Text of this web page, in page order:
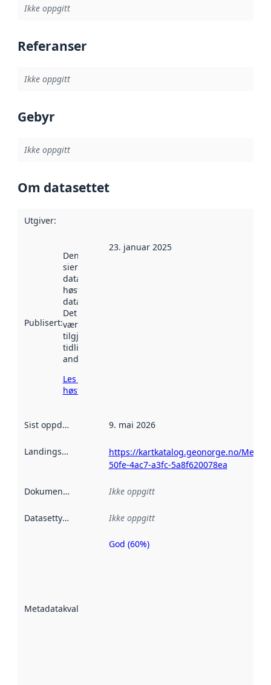
Ikke oppgitt
Referanser
Ikke oppgitt
Gebyr
Ikke oppgitt
Om datasettet
Utgiver:
Publisert:
Denne datoen
sier når
datasettet ble
høstet av
data.norge.no.
Det kan ha
vært
tilgjengelig
tidligere
andre steder.
Les mer om
høsting her
23. januar 2025
Sist oppdatert 9. mai 2026
Landingsside
https://kartkatalog.geonorge.no/
50fe-4ac7-a3fc-5a8f620078ea
Dokumentasjon Ikke oppgitt
Datasettype Ikke oppgitt
Metadatakvalitet
Metadatakvalitet
God (60%)